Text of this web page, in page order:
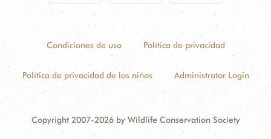
Condiciones de uso Política de privacidad
Política de privacidad de los niños Administrator Login
Copyright 2007-2026 by Wildlife Conservation Society